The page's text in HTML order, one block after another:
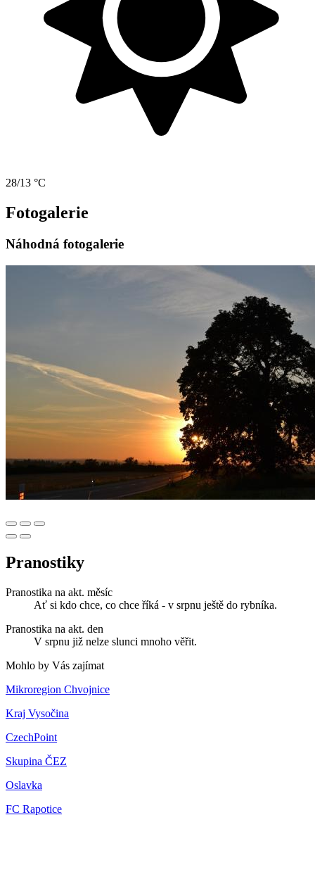
28/13 °C
Fotogalerie
Náhodná fotogalerie
Pranostiky
Pranostika na akt. měsíc
Ať si kdo chce, co chce říká - v srpnu ještě do rybníka.
Pranostika na akt. den
V srpnu již nelze slunci mnoho věřit.
Mohlo by Vás zajímat
Mikroregion Chvojnice
Kraj Vysočina
CzechPoint
Skupina ČEZ
Oslavka
FC Rapotice